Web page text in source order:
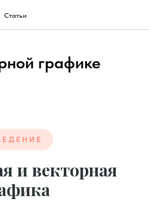
Статьи
графике
и векторная